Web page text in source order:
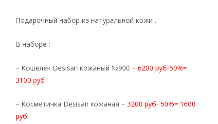
Подарочный набор из натуральной кожи .
В наборе :
– Кошелек Desisan кожаный №900 – 6200 руб-50%=
3100 руб
– Косметичка Desisan кожаная – 3200 руб- 50%= 1600
руб.